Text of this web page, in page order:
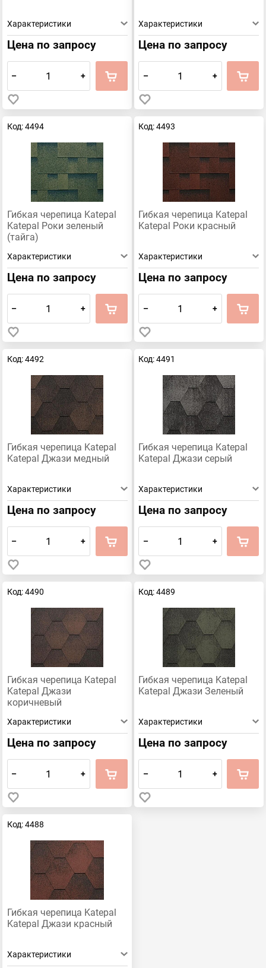
Характеристики
Цена по запросу
– +
Характеристики
Цена по запросу
– +
Код: 4494
Гибкая черепица Katepal
Katepal Роки зеленый
(тайга)
Характеристики
Цена по запросу
– +
Код: 4493
Гибкая черепица Katepal
Katepal Роки красный
Характеристики
Цена по запросу
– +
Код: 4492
Гибкая черепица Katepal
Katepal Джази медный
Характеристики
Цена по запросу
– +
Код: 4491
Гибкая черепица Katepal
Katepal Джази серый
Характеристики
Цена по запросу
– +
Код: 4490
Гибкая черепица Katepal
Katepal Джази
коричневый
Характеристики
Цена по запросу
– +
Код: 4489
Гибкая черепица Katepal
Katepal Джази Зеленый
Характеристики
Цена по запросу
– +
Код: 4488
Гибкая черепица Katepal
Katepal Джази красный
Характеристики